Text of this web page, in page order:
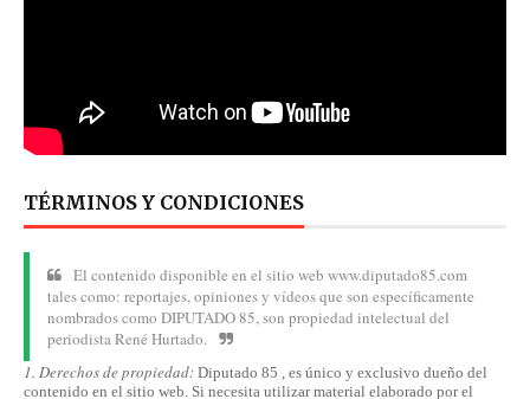
TÉRMINOS Y CONDICIONES
El contenido disponible en el sitio web www.diputado85.com
tales como: reportajes, opiniones y vídeos que son específicamente
nombrados como DIPUTADO 85, son propiedad intelectual del
periodista René Hurtado.
1. Derechos de propiedad: Diputado 85 , es único y exclusivo dueño del
contenido en el sitio web. Si necesita utilizar material elaborado por el